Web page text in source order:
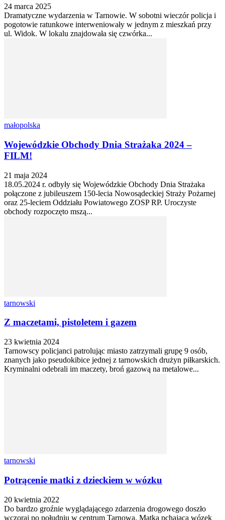
24 marca 2025
Dramatyczne wydarzenia w Tarnowie. W sobotni wieczór policja i
pogotowie ratunkowe interweniowały w jednym z mieszkań przy
ul. Widok. W lokalu znajdowała się czwórka...
małopolska
Wojewódzkie Obchody Dnia Strażaka 2024 –
FILM!
21 maja 2024
18.05.2024 r. odbyły się Wojewódzkie Obchody Dnia Strażaka
połączone z jubileuszem 150-lecia Nowosądeckiej Straży Pożarnej
oraz 25-leciem Oddziału Powiatowego ZOSP RP. Uroczyste
obchody rozpoczęto mszą...
tarnowski
Z maczetami, pistoletem i gazem
23 kwietnia 2024
Tarnowscy policjanci patrolując miasto zatrzymali grupę 9 osób,
znanych jako pseudokibice jednej z tarnowskich drużyn piłkarskich.
Kryminalni odebrali im maczety, broń gazową na metalowe...
tarnowski
Potrącenie matki z dzieckiem w wózku
20 kwietnia 2022
Do bardzo groźnie wyglądającego zdarzenia drogowego doszło
wczoraj po południu w centrum Tarnowa. Matka pchająca wózek